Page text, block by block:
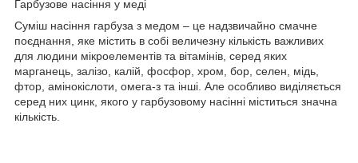
Гарбузове насіння у меді
Суміш насіння гарбуза з медом – це надзвичайно смачне
поєднання, яке містить в собі величезну кількість важливих
для людини мікроелементів та вітамінів, серед яких
марганець, залізо, калій, фосфор, хром, бор, селен, мідь,
фтор, амінокіслоти, омега-з та інші. Але особливо виділяється
серед них цинк, якого у гарбузовому насінні міститься значна
кількість.